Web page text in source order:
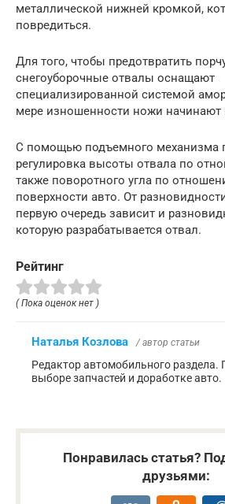
металлической нижней кромкой,
повредиться.
Для того, чтобы предотвратить
снегоуборочные отвалы оснащают
специализированной системой
мере изношенности ножи начинают
С помощью подъемного механизма
регулировка высоты отвала по
также поворотного угла по
поверхности авто. От
первую очередь зависит и
которую разрабатывается отвал.
Рейтинг
( Пока оценок нет )
Наталья Козлова / автор статьи
Редактор автомобильного раздела.
выборе запчастей и доработке авто.
Понравилась статья?
друзьями: